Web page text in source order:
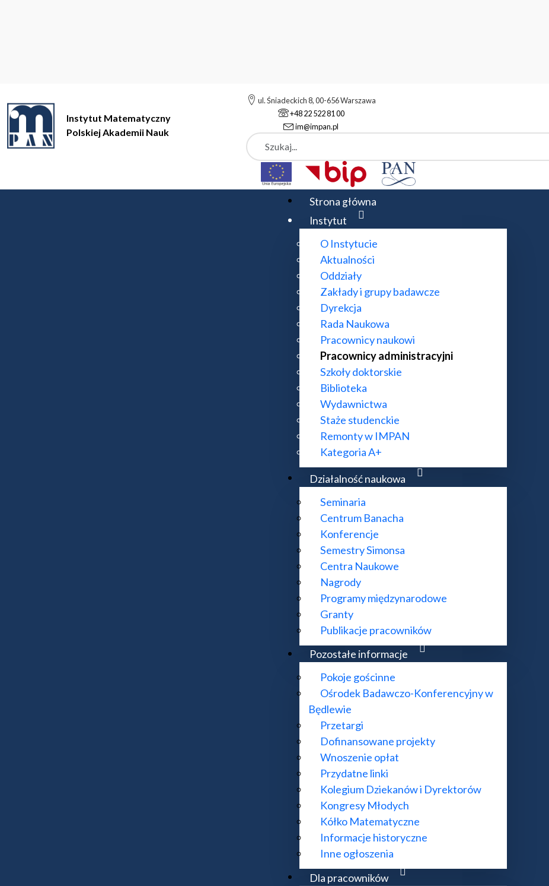
Instytut Matematyczny
Polskiej Akademii Nauk
ul. Śniadeckich 8, 00-656 Warszawa
+48 22 522 81 00
im@impan.pl
Szukaj
Strona główna
Instytut
O Instytucie
Aktualności
Oddziały
Zakłady i grupy badawcze
Dyrekcja
Rada Naukowa
Pracownicy naukowi
Pracownicy administracyjni
Szkoły doktorskie
Biblioteka
Wydawnictwa
Staże studenckie
Remonty w IMPAN
Kategoria A+
Działalność naukowa
Seminaria
Centrum Banacha
Konferencje
Semestry Simonsa
Centra Naukowe
Nagrody
Programy międzynarodowe
Granty
Publikacje pracowników
Pozostałe informacje
Pokoje gościnne
Ośrodek Badawczo-Konferencyjny w
Będlewie
Przetargi
Dofinansowane projekty
Wnoszenie opłat
Przydatne linki
Kolegium Dziekanów i Dyrektorów
Kongresy Młodych
Kółko Matematyczne
Informacje historyczne
Inne ogłoszenia
Dla pracowników
Instytut Matematyczny Polskiej Akademii Nauk Pracownicy administracyjni
Pracownicy administracyjni
Rozwiń wszystko
Międzynarodowe Centrum Matematyczne im. Stefana Banacha